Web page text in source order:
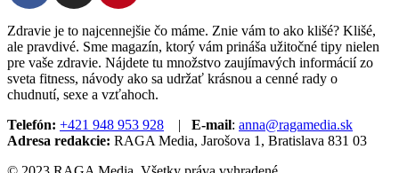
Zdravie je to najcennejšie čo máme. Znie vám to ako klišé? Klišé,
ale pravdivé. Sme magazín, ktorý vám prináša užitočné tipy nielen
pre vaše zdravie. Nájdete tu množstvo zaujímavých informácií zo
sveta fitness, návody ako sa udržať krásnou a cenné rady o
chudnutí, sexe a vzťahoch.
Telefón: +421 948 953 928 | E-mail: anna@ragamedia.sk
Adresa redakcie: RAGA Media, Jarošova 1, Bratislava 831 03